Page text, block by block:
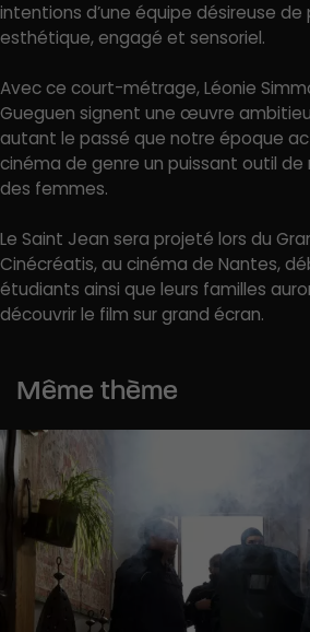
intentions d’une équipe désireuse
esthétique, engagé et sensoriel.
Avec ce court-métrage, Léonie
Gueguen signent une œuvre
autant le passé que notre époque
cinéma de genre un puissant outil de
des femmes.
Le Saint Jean sera projeté lors du
Cinécréatis, au cinéma de Nantes,
étudiants ainsi que leurs familles
découvrir le film sur grand écran.
Même thème